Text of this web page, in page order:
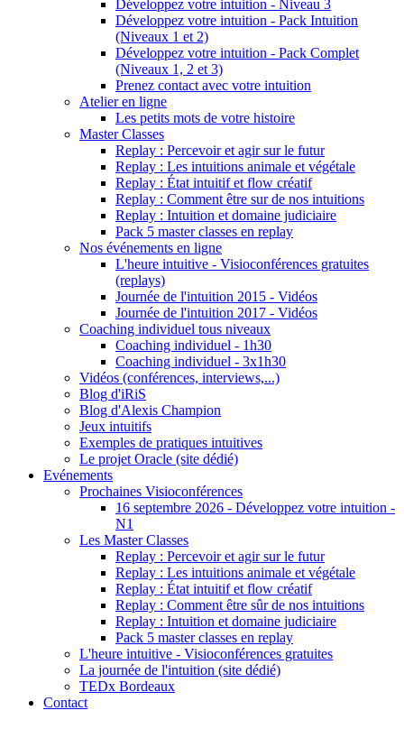
Développez votre intuition - Niveau 3
Développez votre intuition - Pack Intuition
(Niveaux 1 et 2)
Développez votre intuition - Pack Complet
(Niveaux 1, 2 et 3)
Prenez contact avec votre intuition
Atelier en ligne
Les petits mots de votre histoire
Master Classes
Replay : Percevoir et agir sur le futur
Replay : Les intuitions animale et végétale
Replay : État intuitif et flow créatif
Replay : Comment être sur de nos intuitions
Replay : Intuition et domaine judiciaire
Pack 5 master classes en replay
Nos événements en ligne
L'heure intuitive - Visioconférences gratuites
(replays)
Journée de l'intuition 2015 - Vidéos
Journée de l'intuition 2017 - Vidéos
Coaching individuel tous niveaux
Coaching individuel - 1h30
Coaching individuel - 3x1h30
Vidéos (conférences, interviews,...)
Blog d'iRiS
Blog d'Alexis Champion
Jeux intuitifs
Exemples de pratiques intuitives
Le projet Oracle (site dédié)
Evénements
Prochaines Visioconférences
16 septembre 2026 - Développez votre intuition -
N1
Les Master Classes
Replay : Percevoir et agir sur le futur
Replay : Les intuitions animale et végétale
Replay : État intuitif et flow créatif
Replay : Comment être sûr de nos intuitions
Replay : Intuition et domaine judiciaire
Pack 5 master classes en replay
L'heure intuitive - Visioconférences gratuites
La journée de l'intuition (site dédié)
TEDx Bordeaux
Contact